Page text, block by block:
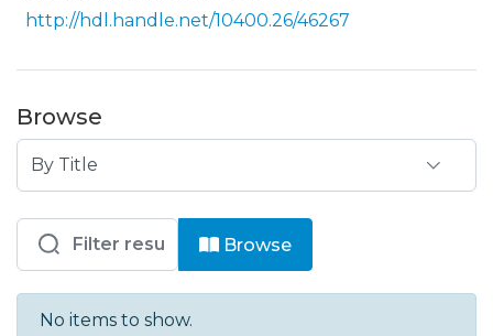
http://hdl.handle.net/10400.26/46267
Browse
Browsing HC - Enf - Comunicações
Browse
No items to show.